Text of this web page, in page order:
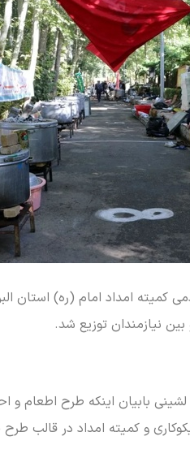
نیازمندان توزیع شد.
با همکاری 20 مرکز نیکوکاری و کمیته